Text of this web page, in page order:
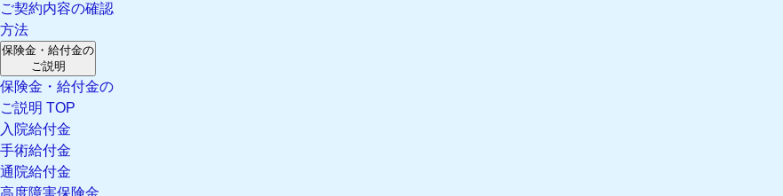
ご契約内容の確認
方法
保険金・給付金の
ご説明
保険金・給付金の
ご説明 TOP
入院給付金
手術給付金
通院給付金
高度障害保険金